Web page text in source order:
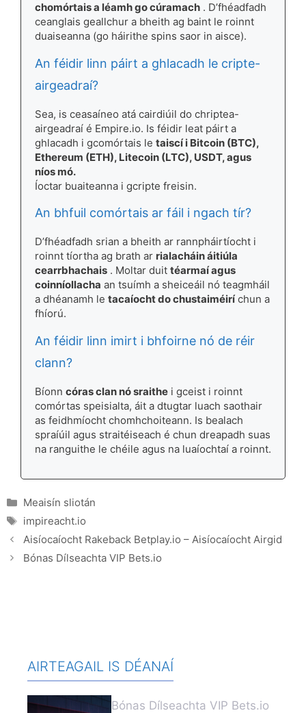
chomórtais a léamh go cúramach . D’fhéadfadh
ceanglais geallchur a bheith ag baint le roinnt
duaiseanna (go háirithe spins saor in aisce).
An féidir linn páirt a ghlacadh le cripte-
airgeadraí?
Sea, is ceasaíneo atá cairdiúil do chriptea-
airgeadraí é Empire.io. Is féidir leat páirt a
ghlacadh i gcomórtais le taiscí i Bitcoin (BTC),
Ethereum (ETH), Litecoin (LTC), USDT, agus
níos mó.
Íoctar buaiteanna i gcripte freisin.
An bhfuil comórtais ar fáil i ngach tír?
D’fhéadfadh srian a bheith ar rannpháirtíocht i
roinnt tíortha ag brath ar rialacháin áitiúla
cearrbhachais . Moltar duit téarmaí agus
coinníollacha an tsuímh a sheiceáil nó teagmháil
a dhéanamh le tacaíocht do chustaiméiríchun a
fhíorú.
An féidir linn imirt i bhfoirne nó de réir
clann?
Bíonn córas clan nó sraithe i gceist i roinnt
comórtas speisialta, áit a dtugtar luach saothair
as feidhmíocht chomhchoiteann. Is bealach
spraíúil agus straitéiseach é chun dreapadh suas
na ranguithe le chéile agus na luaíochtaí a roinnt.
Categories
Meaisín sliotán
Tags
impireacht.io
Aisíocaíocht Rakeback Betplay.io – Aisíocaíocht Airgid
Bónas Dílseachta VIP Bets.io
AIRTEAGAIL IS DÉANAÍ
Bónas Dílseachta VIP Bets.io